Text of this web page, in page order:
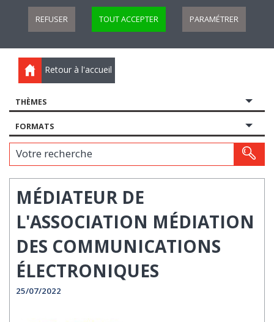
REFUSER TOUT ACCEPTER PARAMÉTRER
Retour à l'accueil
THÈMES
FORMATS
Votre recherche
MÉDIATEUR DE
L'ASSOCIATION MÉDIATION
DES COMMUNICATIONS
ÉLECTRONIQUES
25/07/2022